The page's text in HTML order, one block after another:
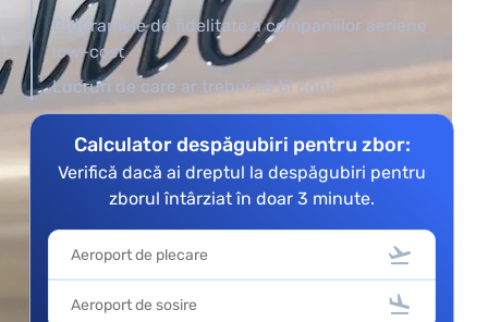
Programele de fidelitate a companiilor aeriene
low-cost
Lucruri de care ar trebui să ții cont
Calculator despăgubiri pentru zbor:
Verifică dacă ai dreptul la despăgubiri pentru
zborul întârziat în doar 3 minute.